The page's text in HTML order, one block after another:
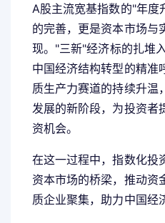
A股主流宽基指数的"年度
的完善，更是资本市场与
现。"三新"经济标的扎堆
中国经济结构转型的精准
质生产力赛道的持续升温
发展的新阶段，为投资者
资机会。
在这一过程中，指数化投
资本市场的桥梁，推动资
质企业聚集，助力中国经